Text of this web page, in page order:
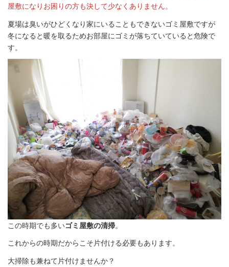
屋敷になりお困りの方も決して少なくありません。
夏場は臭いがひどくなり家にいることもできないゴミ屋敷ですが
冬になると暖を取るためお部屋にゴミが落ちていていると危険で
す。
この時期でも多いゴミ屋敷の清掃。
これからの時期だからこそ片付ける必要もあります。
大掃除も兼ねて片付けませんか？